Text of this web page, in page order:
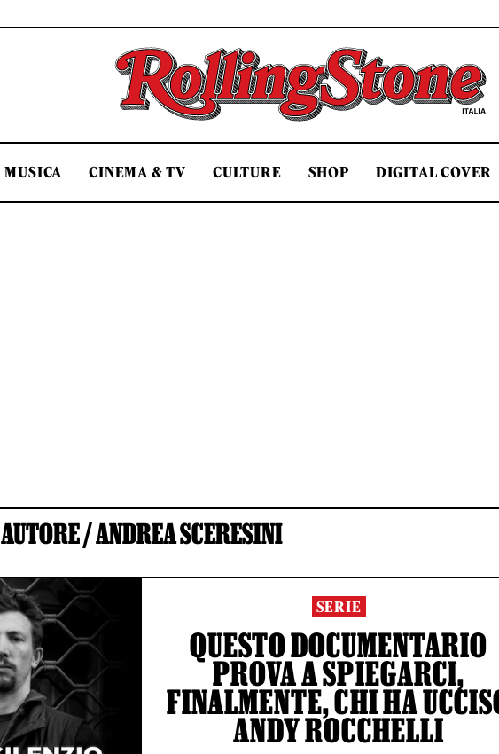
Rolling Stone Italia
MUSICA CINEMA & TV CULTURE SHOP DIGITAL COVER
AUTORE /ANDREA SCERESINI
SERIE
QUESTO DOCUMENTARIO
PROVA A SPIEGARCI,
FINALMENTE, CHI HA
ANDY ROCCHELLI